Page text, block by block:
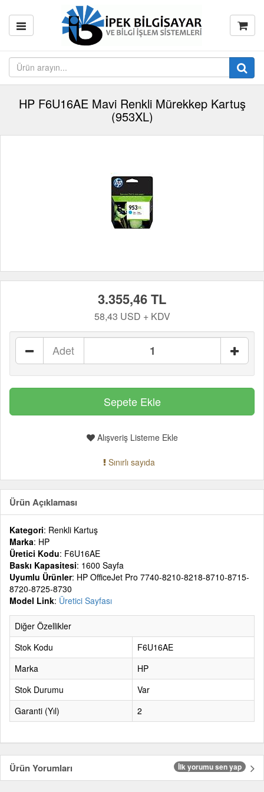
HP F6U16AE Mavi Renkli Mürekkep Kartuş
(953XL)
3.355,46 TL
58,43 USD + KDV
Adet
Alışveriş Listeme Ekle
Sınırlı sayıda
Ürün Açıklaması
Kategori: Renkli Kartuş
Marka: HP
Üretici Kodu: F6U16AE
Baskı Kapasitesi: 1600 Sayfa
Uyumlu Ürünler: HP OfficeJet Pro 7740-8210-8218-8710-8715-
8720-8725-8730
Model Link: Üretici Sayfası
Diğer Özellikler
Stok Kodu
F6U16AE
Marka
HP
Stok Durumu
Var
Garanti (Yıl)
2
Ürün Yorumları İlk yorumu sen yap